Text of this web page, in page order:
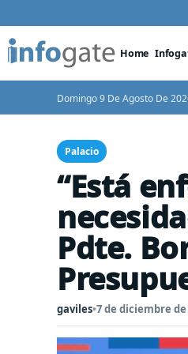
Home
Domingo 9 De Agosto De
Palacio
“Está
Pdte.
gaviles•7 de diciembre de